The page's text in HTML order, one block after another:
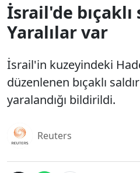
İsrail'de bıçaklı
Yaralılar var
İsrail'in kuzeyindeki
düzenlenen bıçaklı
yaralandığı bildirildi.
Reuters